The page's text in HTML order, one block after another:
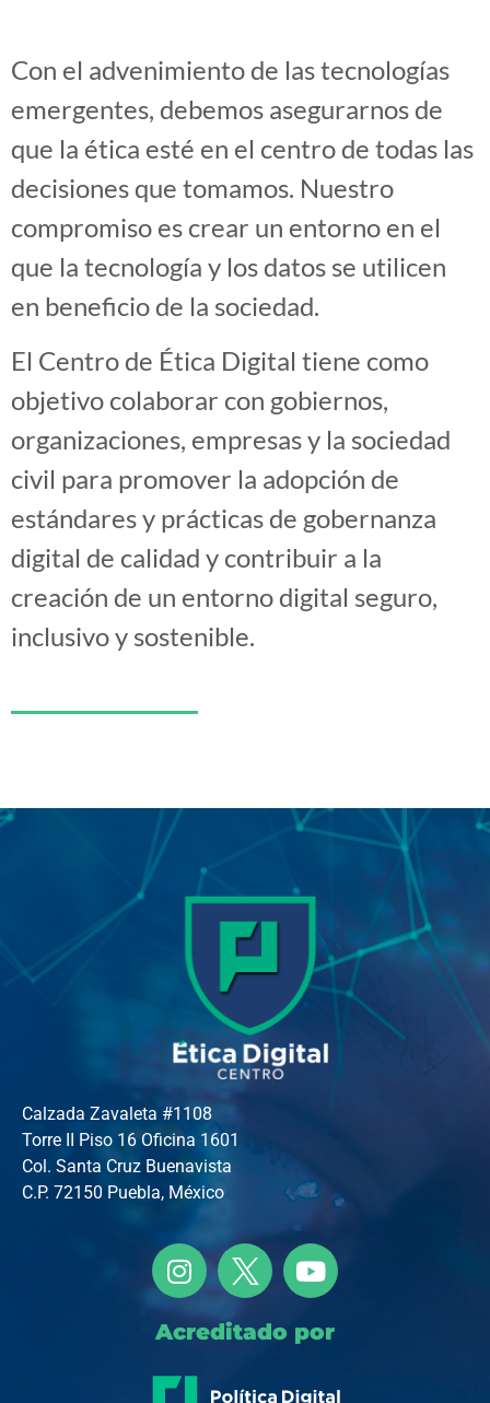
Con el advenimiento de las tecnologías
emergentes, debemos asegurarnos de
que la ética esté en el centro de todas las
decisiones que tomamos. Nuestro
compromiso es crear un entorno en el
que la tecnología y los datos se utilicen
en beneficio de la sociedad.
El Centro de Ética Digital tiene como
objetivo colaborar con gobiernos,
organizaciones, empresas y la sociedad
civil para promover la adopción de
estándares y prácticas de gobernanza
digital de calidad y contribuir a la
creación de un entorno digital seguro,
inclusivo y sostenible.
Calzada Zavaleta #1108
Torre II Piso 16 Oficina 1601
Col. Santa Cruz Buenavista
C.P. 72150 Puebla, México
Acreditado por